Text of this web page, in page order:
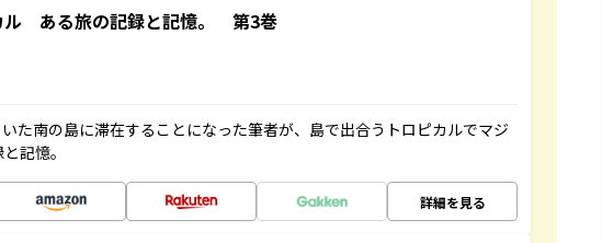
ル ある旅の記録と記憶。 第3巻
た南の島に滞在することになった筆者が、島で出合うトロピカルでマジ
記憶。
詳細を見る